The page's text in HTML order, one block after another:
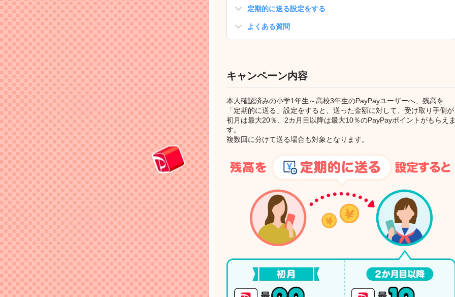
定期的に送る設定をする
よくある質問
キャンペーン内容
本人確認済みの小学1年生～高校3年生のPayPayユーザーへ、残高を
「定期的に送る」設定をすると、送った金額に対して、受け取り手側が
初月は最大20％、2カ月目以降は最大10％のPayPayポイントがもらえ
す。
複数回に分けて送る場合も対象となります。